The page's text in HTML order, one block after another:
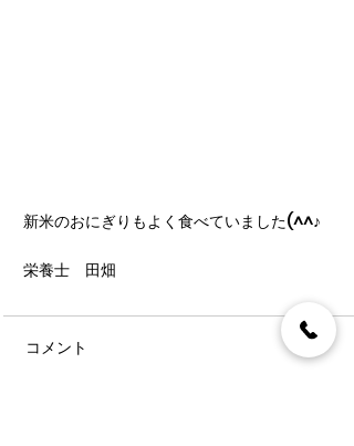
新米のおにぎりもよく食べていました(^^♪
栄養士　田畑
コメント